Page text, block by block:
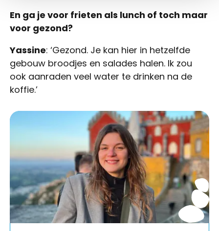
En ga je voor frieten als lunch of toch maar
voor gezond?
Yassine: ‘Gezond. Je kan hier in hetzelfde
gebouw broodjes en salades halen. Ik zou
ook aanraden veel water te drinken na de
koffie.’